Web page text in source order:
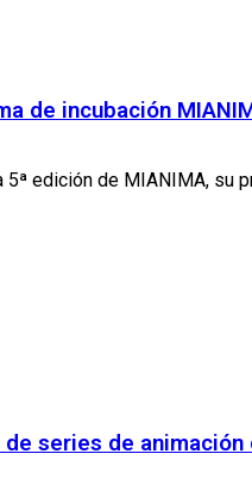
de incubación
edición de MIANIMA, su
series de animación